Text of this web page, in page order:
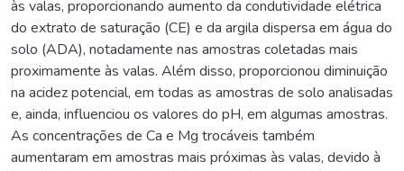
às valas, proporcionando aumento da condutividade elétrica
do extrato de saturação (CE) e da argila dispersa em água do
solo (ADA), notadamente nas amostras coletadas mais
proximamente às valas. Além disso, proporcionou diminuição
na acidez potencial, em todas as amostras de solo analisadas
e, ainda, influenciou os valores do pH, em algumas amostras.
As concentrações de Ca e Mg trocáveis também
aumentaram em amostras mais próximas às valas, devido à